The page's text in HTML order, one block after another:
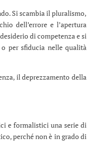
Si scambia il pluralismo,
dell’errore e l’apertura
di competenza e si
per sfiducia nelle qualità
il deprezzamento della
e formalistici una serie di
perché non è in grado di